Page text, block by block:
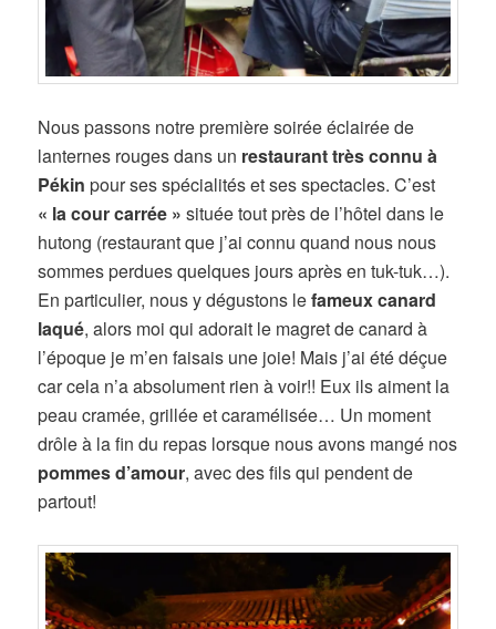
Nous passons notre première soirée éclairée de
lanternes rouges dans un restaurant très connu à
Pékin pour ses spécialités et ses spectacles. C’est
« la cour carrée » située tout près de l’hôtel dans le
hutong (restaurant que j’ai connu quand nous nous
sommes perdues quelques jours après en tuk-tuk…).
En particulier, nous y dégustons lefameux canard
laqué, alors moi qui adorait le magret de canard à
l’époque je m’en faisais une joie! Mais j’ai été déçue
car cela n’a absolument rien à voir!! Eux ils aiment la
peau cramée, grillée et caramélisée… Un moment
drôle à la fin du repas lorsque nous avons mangé nos
pommes d’amour, avec des fils qui pendent de
partout!